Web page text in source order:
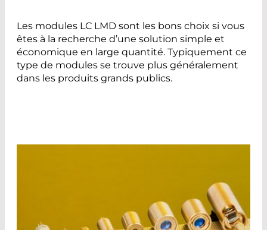
Les modules LC LMD sont les bons choix si vous
êtes à la recherche d’une solution simple et
économique en large quantité. Typiquement ce
type de modules se trouve plus généralement
dans les produits grands publics.